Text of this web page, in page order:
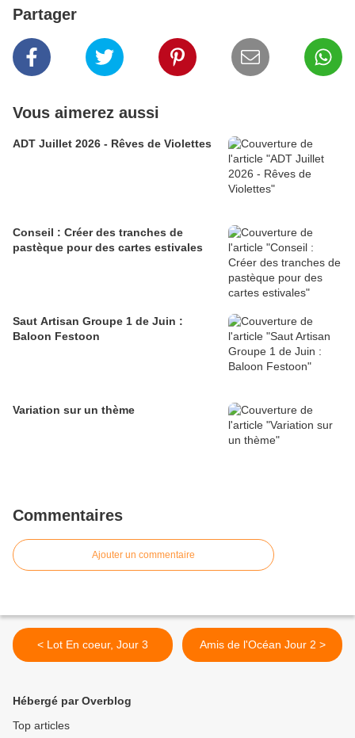
Partager
Vous aimerez aussi
ADT Juillet 2026 - Rêves de Violettes
Conseil : Créer des tranches de
pastèque pour des cartes estivales
Saut Artisan Groupe 1 de Juin :
Baloon Festoon
Variation sur un thème
Commentaires
Ajouter un commentaire
< Lot En coeur, Jour 3 Amis de l'Océan Jour 2 >
Hébergé par Overblog
Top articles